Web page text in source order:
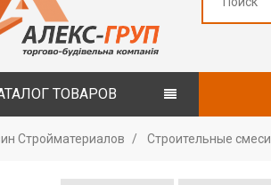
ТОВАРОВ
Стройматериалов Строительные смеси